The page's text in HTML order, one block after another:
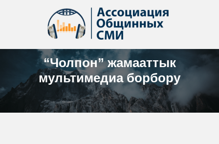
“Чолпон” жамааттык
мультимедиа борбору